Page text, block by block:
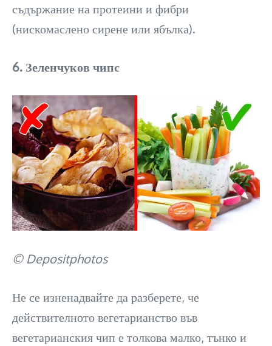
съдържание на протеини и фибри
(нискомаслено сирене или ябълка).
6. Зеленчуков чипс
© Depositphotos
Не се изненадвайте да разберете, че
действителното вегетарианство във
вегетарианския чип е толкова малко, тънко и